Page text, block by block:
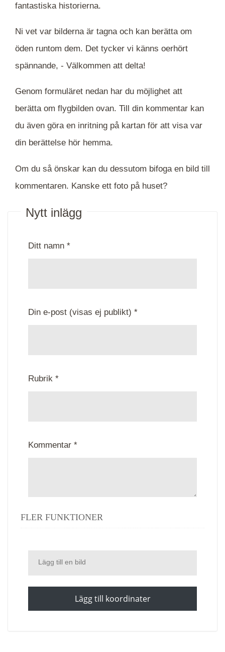
fantastiska historierna.
Ni vet var bilderna är tagna och kan berätta om
öden runtom dem. Det tycker vi känns oerhört
spännande, - Välkommen att delta!
Genom formuläret nedan har du möjlighet att
berätta om flygbilden ovan. Till din kommentar kan
du även göra en inritning på kartan för att visa var
din berättelse hör hemma.
Om du så önskar kan du dessutom bifoga en bild till
kommentaren. Kanske ett foto på huset?
Nytt inlägg
Ditt namn *
Din e-post (visas ej publikt) *
Rubrik *
Kommentar *
FLER FUNKTIONER
Lägg till en bild
Lägg till koordinater